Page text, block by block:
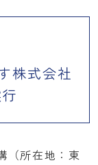
株式会社
（所在地：東